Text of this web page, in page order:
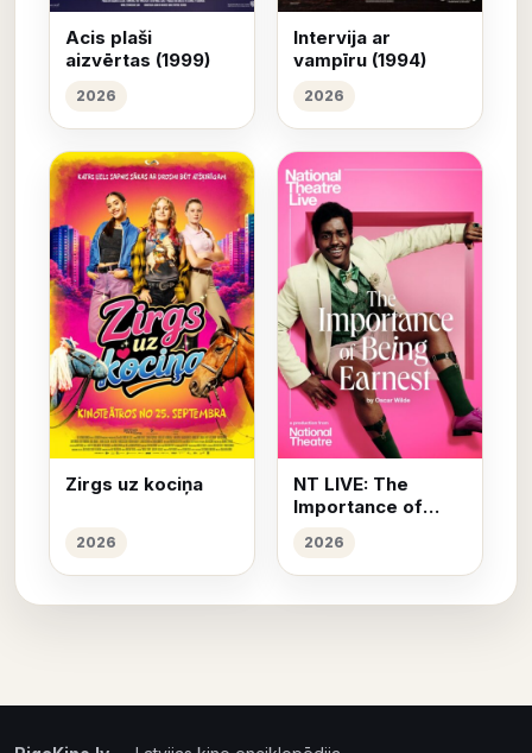
Acis plaši
aizvērtas (1999)
2026
Intervija ar
vampīru (1994)
2026
Zirgs uz kociņa
2026
NT LIVE: The
Importance of
2026